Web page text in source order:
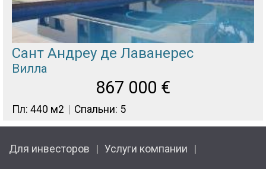
Сант Андреу де Лаванерес
Вилла
867 000 €
Пл: 440 м2 Спальни: 5
Для инвесторов Услуги компании